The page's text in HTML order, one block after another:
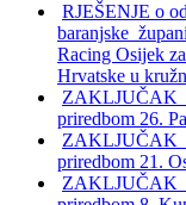
RJEŠENJE o
baranjske
Racing Osijek
Hrvatske u
ZAKLJUČAK
priredbom 26.
ZAKLJUČAK
priredbom 21.
ZAKLJUČAK